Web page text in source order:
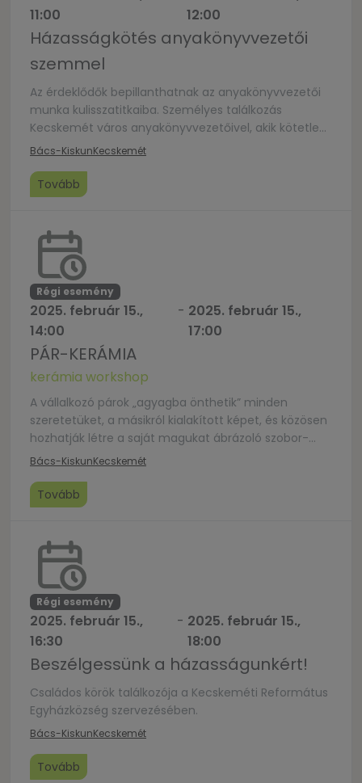
11:00
12:00
Házasságkötés anyakönyvvezetői
szemmel
Az érdeklődők bepillanthatnak az anyakönyvvezetői
munka kulisszatitkaiba. Személyes találkozás
Kecskemét város anyakönyvvezetőivel, akik kötetlen
beszélgetés keretében adnak teljeskörű
Díszterembe való bevonulás technikájáig. Regisztrálni
a következő címen lehet: kko.kecskemet@gmail.com
párok lefoglalják a 2026. évi időpontjukat is.
Bács-KiskunKecskemét
Tovább
Régi esemény
2025. február 15.,
14:00
- 2025. február 15.,
17:00
PÁR-KERÁMIA
kerámia workshop
A vállalkozó párok „agyagba önthetik” minden
szeretetüket, a másikról kialakított képet, és közösen
hozhatják létre a saját magukat ábrázoló szobor-
párt. A műhelyfoglalkozásra 14 éven felüli párok
múlva vihetők haza. A foglalkozás megtartására
minimum 10 pár jelentkezése esetén kerül sor!
Rita, rita.acsai@hirosagora.hu
Bács-KiskunKecskemét
Tovább
Régi esemény
2025. február 15.,
16:30
- 2025. február 15.,
18:00
Beszélgessünk a házasságunkért!
Családos körök találkozója a Kecskeméti Református
Egyházközség szervezésében.
Bács-KiskunKecskemét
Tovább